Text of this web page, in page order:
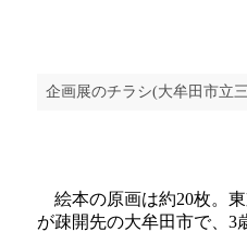
企画展のチラシ(大牟田市立
絵本の原画は約20枚。
が疎開先の大牟田市で、3